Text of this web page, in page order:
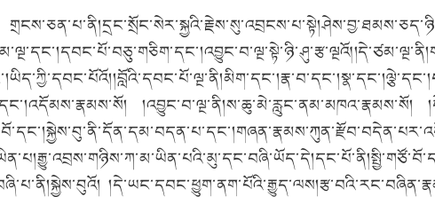
།འབྱུང་བ་ལྔ་ནི།ས་ཆུ་མེ་རླུང་ནམ་མཁའ་རྣམས་སོ།